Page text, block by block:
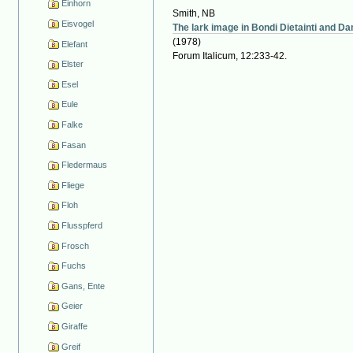
Einhorn
Eisvogel
Elefant
Elster
Esel
Eule
Falke
Fasan
Fledermaus
Fliege
Floh
Flusspferd
Frosch
Fuchs
Gans, Ente
Geier
Giraffe
Greif
Smith, NB
The lark image in Bondi Dietainti and
(1978)
Forum Italicum, 12:233-42.